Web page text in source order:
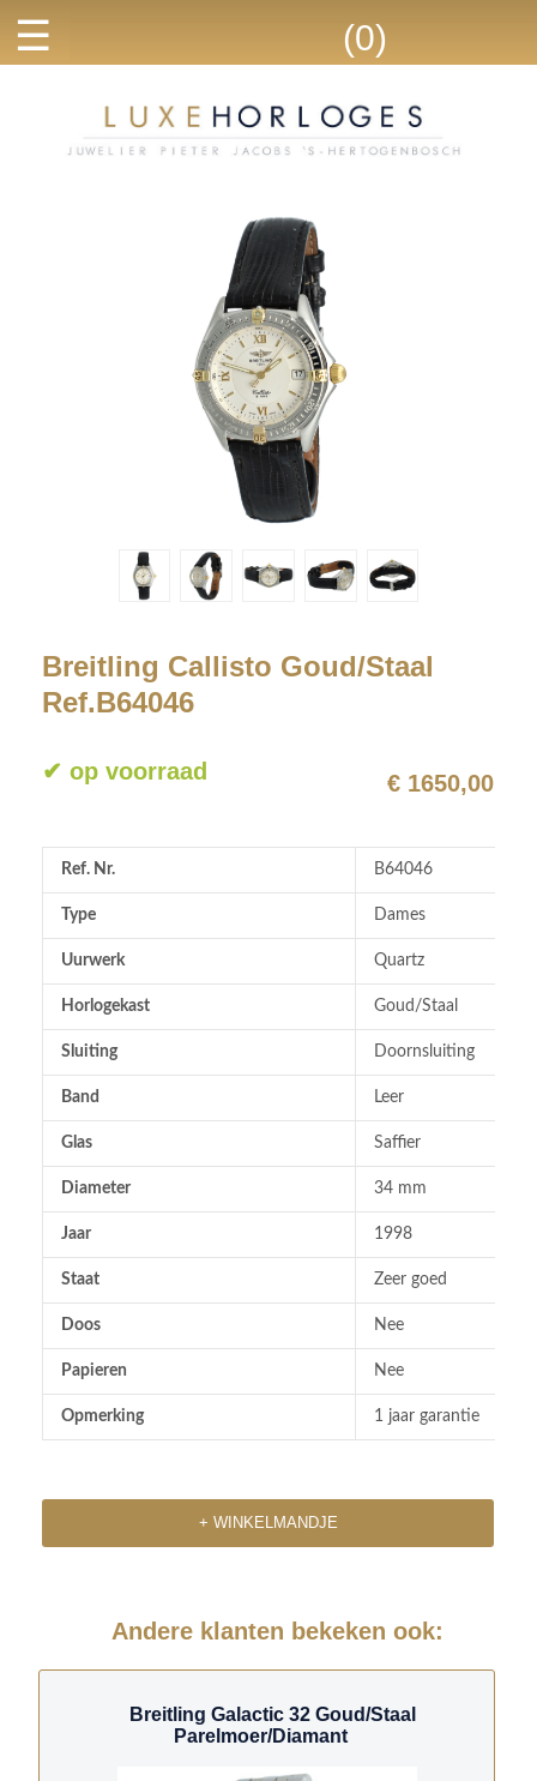
☰ (0)
Breitling Callisto Goud/Staal
Ref.B64046
✔ op voorraad € 1650,00
Ref. Nr. B64046
Type Dames
Uurwerk Quartz
Horlogekast Goud/Staal
Sluiting Doornsluiting
Band Leer
Glas Saffier
Diameter 34 mm
Jaar 1998
Staat Zeer goed
Doos Nee
Papieren Nee
Opmerking 1 jaar garantie
Andere klanten bekeken ook:
Breitling Galactic 32 Goud/Staal
Parelmoer/Diamant